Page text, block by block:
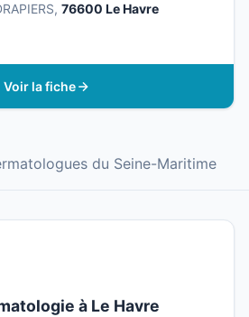
76600 Le Havre
Voir la fiche
du Seine-Maritime
à Le Havre